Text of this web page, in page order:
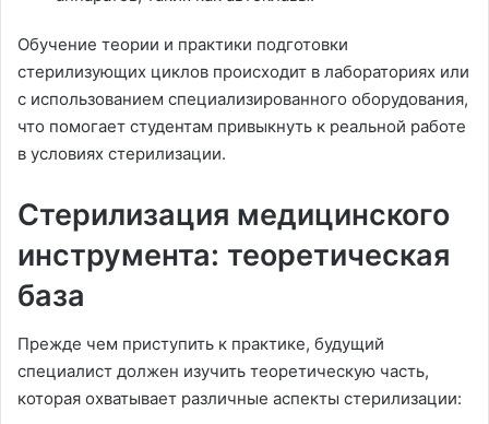
Обучение теории и практики подготовки
стерилизующих циклов происходит в лабораториях или
с использованием специализированного оборудования,
что помогает студентам привыкнуть к реальной работе
в условиях стерилизации.
Стерилизация медицинского
инструмента: теоретическая
база
Прежде чем приступить к практике, будущий
специалист должен изучить теоретическую часть,
которая охватывает различные аспекты стерилизации: